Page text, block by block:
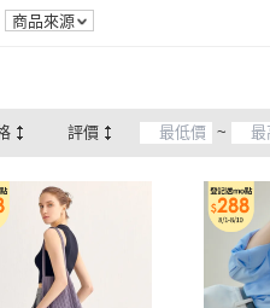
條紋
商品來源
評價 ~